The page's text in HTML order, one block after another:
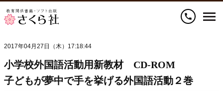
call
2017年04月27日（木）17:18:44
小学校外国語活動用新教材 CD-ROM
子どもが夢中で手を挙げる外国語活動２巻